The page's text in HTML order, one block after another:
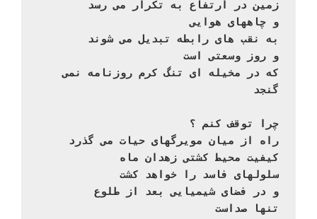
زمین در ارتفاع به تکرار می رسد
و چاههای هوایی
به نقب های رابطه تبدیل می شوند
و روز وسعتی است
که در مخیله ای تنگ کرم روزنامه نمی
گنجد
چرا توقف کنم ؟
راه از میان مویرگهای حیات می گذرد
کیفیت محیط کشتی زهدان ماه
سلولهای فاسد را خواهد کشت
و در فضای شیمیایی بعد از طلوع
تنها صداست